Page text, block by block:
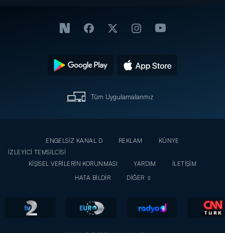
Tüm Uygulamalarımız
ENGELSİZ KANAL D REKLAM
KÜNYE
İZLEYİCİ TEMSİLCİSİ
KİŞİSEL VERİLERİN KORUNMASI
YARDIM
İLETİŞİM
HATA BİLDİR
DİĞER